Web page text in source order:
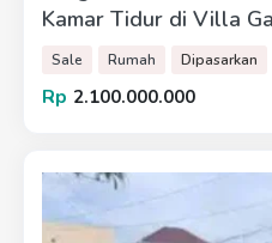
Kamar Tidur di Villa
Sale Rumah Dipasarkan
Rp 2.100.000.000